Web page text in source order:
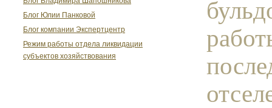
Блог Юлии Панковой
Блог компании Экспертцентр
Режим работы отдела ликвидации
субъектов хозяйствования